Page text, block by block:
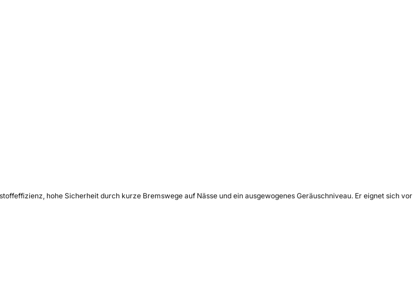
hohe Sicherheit durch kurze Bremswege auf Nässe und ein ausgewogenes Geräuschniveau. Er eignet sich vor